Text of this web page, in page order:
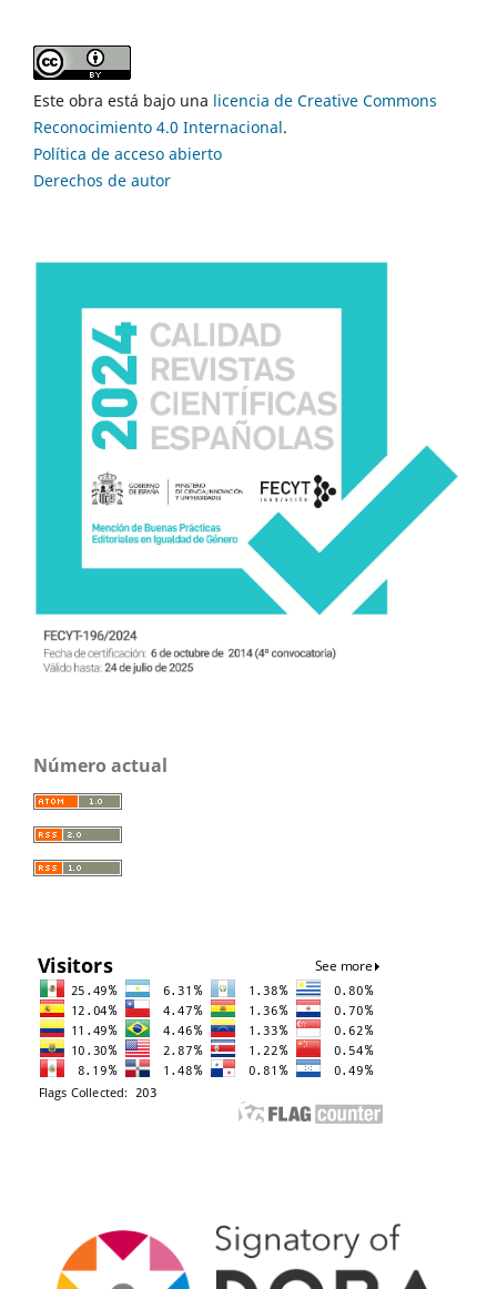
Este obra está bajo una licencia de Creative Commons
Reconocimiento 4.0 Internacional.
Política de acceso abierto
Derechos de autor
Número actual